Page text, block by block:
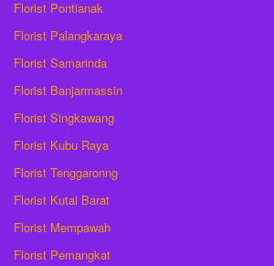
Florist Pontianak
Florist Palangkaraya
Florist Samarinda
Florist Banjarmassin
Florist Singkawang
Florist Kubu Raya
Florist Tenggaronng
Florist Kutai Barat
Florist Mempawah
Florist Pemangkat